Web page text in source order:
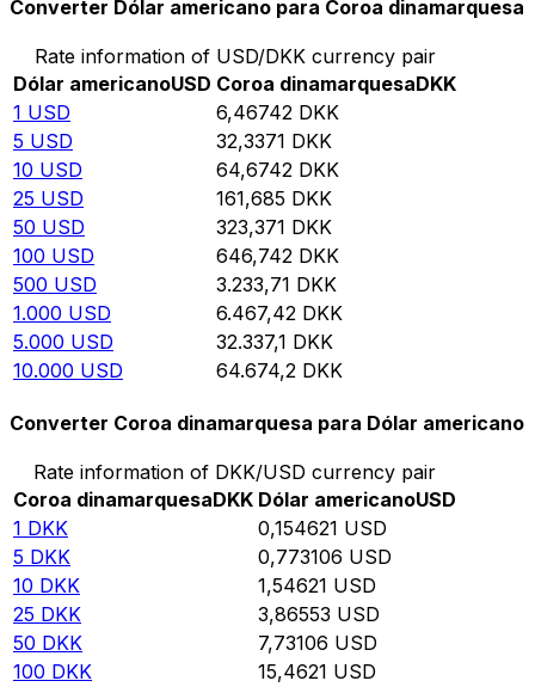
Converter Dólar americano para Coroa dinamarquesa
Rate information of USD/DKK currency pair
Dólar americanoUSD Coroa dinamarquesaDKK
1 USD 6,46742 DKK
5 USD 32,3371 DKK
10 USD 64,6742 DKK
25 USD 161,685 DKK
50 USD 323,371 DKK
100 USD 646,742 DKK
500 USD 3.233,71 DKK
1.000 USD 6.467,42 DKK
5.000 USD 32.337,1 DKK
10.000 USD 64.674,2 DKK
Converter Coroa dinamarquesa para Dólar americano
Rate information of DKK/USD currency pair
Coroa dinamarquesaDKK Dólar americanoUSD
1 DKK 0,154621 USD
5 DKK 0,773106 USD
10 DKK 1,54621 USD
25 DKK 3,86553 USD
50 DKK 7,73106 USD
100 DKK 15,4621 USD